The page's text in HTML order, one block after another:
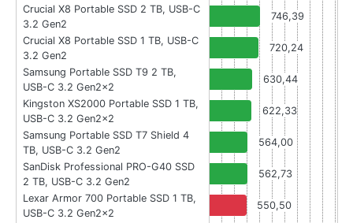
Crucial X8 Portable SSD 2 TB, USB-C
3.2 Gen2
746,39
Crucial X8 Portable SSD 1 TB, USB-C
3.2 Gen2
720,24
Samsung Portable SSD T9 2 TB,
USB-C 3.2 Gen2x2
630,44
Kingston XS2000 Portable SSD 1 TB,
USB-C 3.2 Gen2x2
622,33
Samsung Portable SSD T7 Shield 4
TB, USB-C 3.2 Gen2
564,00
SanDisk Professional PRO-G40 SSD
2 TB, USB-C 3.2 Gen2
562,73
Lexar Armor 700 Portable SSD 1 TB,
USB-C 3.2 Gen2x2
550,50